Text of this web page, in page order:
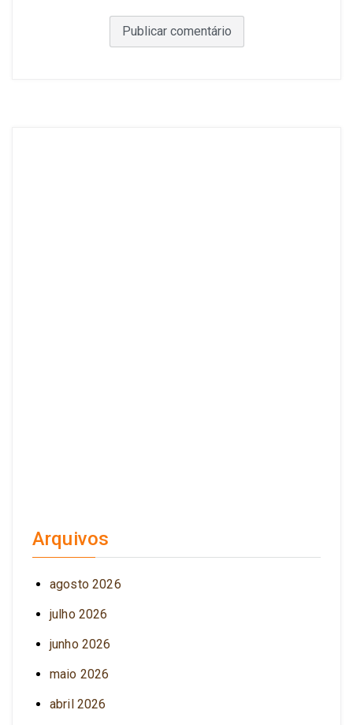
Arquivos
agosto 2026
julho 2026
junho 2026
maio 2026
abril 2026